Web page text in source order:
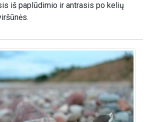
iš paplūdimio ir antrasis po kelių